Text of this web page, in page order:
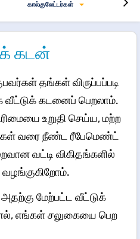
கால்குலேட்டர்கள்
கடன்
தங்கள் விருப்பப்படி
வீட்டுக் கடனைப் பெறலாம்.
உறுதி செய்ய, மற்ற
வரை நீண்ட ரீபேமெண்ட்
வட்டி விகிதங்களில்
மேற்பட்ட வீட்டுக்
எங்கள் சலுகையை பெற